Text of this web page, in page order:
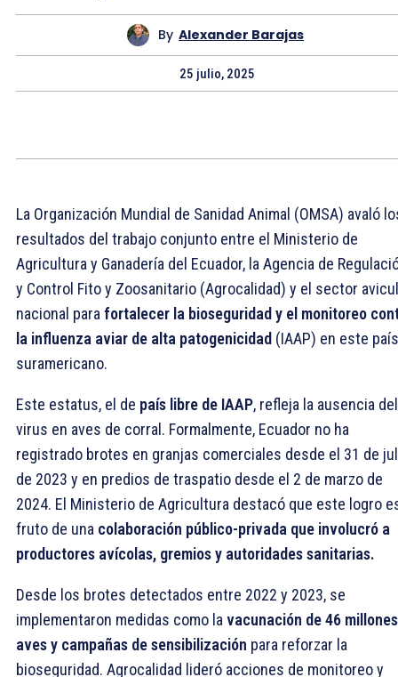
By Alexander Barajas
25 julio, 2025
La Organización Mundial de Sanidad Animal (OMSA) avaló
resultados del trabajo conjunto entre el Ministerio de
Agricultura y Ganadería del Ecuador, la Agencia de
y Control Fito y Zoosanitario (Agrocalidad) y el sector
nacional para fortalecer la bioseguridad y el monitoreo
la influenza aviar de alta patogenicidad (IAAP) en este país
suramericano.
Este estatus, el de país libre de IAAP, refleja la ausencia del
virus en aves de corral. Formalmente, Ecuador no ha
registrado brotes en granjas comerciales desde el 31 de
de 2023 y en predios de traspatio desde el 2 de marzo de
2024. El Ministerio de Agricultura destacó que este logro
fruto de una colaboración público-privada que involucró a
productores avícolas, gremios y autoridades sanitarias.
Desde los brotes detectados entre 2022 y 2023, se
implementaron medidas como la vacunación de 46
aves y campañas de sensibilización para reforzar la
bioseguridad. Agrocalidad lideró acciones de monitoreo y